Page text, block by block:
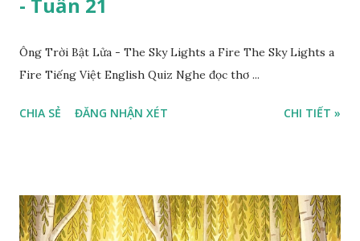
- Tuần 21
Ông Trời Bật Lửa - The Sky Lights a Fire The Sky Lights a
Fire Tiếng Việt English Quiz Nghe đọc thơ ...
CHIA SẺ ĐĂNG NHẬN XÉT CHI TIẾT »